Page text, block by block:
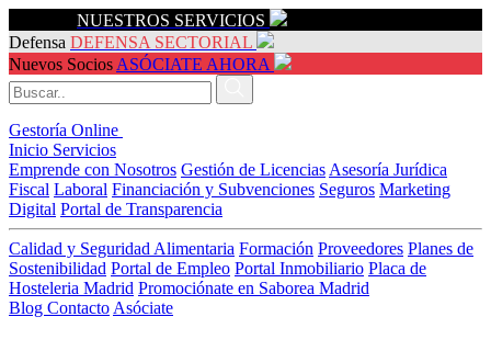
NUESTROS SERVICIOS
Defensa DEFENSA SECTORIAL
Nuevos Socios ASÓCIATE AHORA
Gestoría Online
Inicio Servicios
Emprende con Nosotros Gestión de Licencias Asesoría Jurídica
Fiscal Laboral Financiación y Subvenciones Seguros Marketing
Digital Portal de Transparencia
Calidad y Seguridad Alimentaria Formación Proveedores Planes de
Sostenibilidad Portal de Empleo Portal Inmobiliario Placa de
Hosteleria Madrid Promociónate en Saborea Madrid
Blog Contacto Asóciate